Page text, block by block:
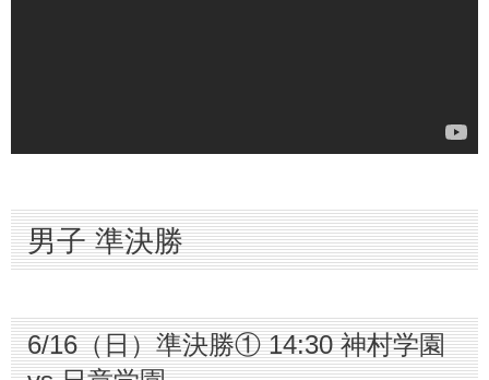
男子 準決勝
6/16（日）準決勝① 14:30 神村学園